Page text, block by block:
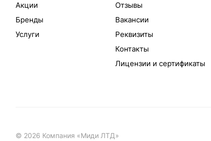
Акции
Бренды
Услуги
Отзывы
Вакансии
Реквизиты
Контакты
Лицензии и сертификаты
© 2026 Компания «Миди ЛТД»